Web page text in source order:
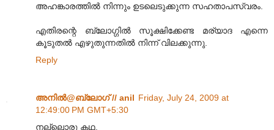
അഹങ്കാരത്തിൽ നിന്നും ഉടലെടുക്കുന്ന സഹതാപസ്വരം.
എതിരന്റെ ബ്ലോഗ്ഗിൽ സൂക്ഷിക്കേണ്ട മര്യാദ എന്നെ
കൂടുതൽ എഴുതുന്നതിൽ നിന്ന് വിലക്കുന്നു.
Reply
അനില്‍@ബ്ലോഗ് // anil Friday, July 24, 2009 at
12:49:00 PM GMT+5:30
നല്ലൊരു കഥ.